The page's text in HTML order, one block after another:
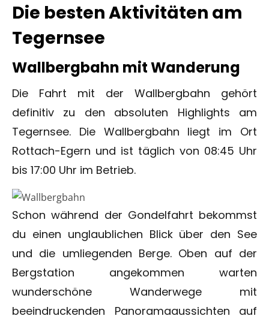
Die besten Aktivitäten am
Tegernsee
Wallbergbahn mit Wanderung
Die Fahrt mit der Wallbergbahn gehört
definitiv zu den absoluten Highlights am
Tegernsee. Die Wallbergbahn liegt im Ort
Rottach-Egern und ist täglich von 08:45 Uhr
bis 17:00 Uhr im Betrieb.
Schon während der Gondelfahrt bekommst
du einen unglaublichen Blick über den See
und die umliegenden Berge. Oben auf der
Bergstation angekommen warten
wunderschöne Wanderwege mit
beeindruckenden Panoramaaussichten auf